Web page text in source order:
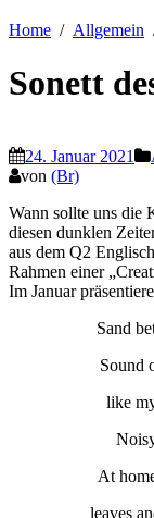
Home Allgemein
Sonett
24. Januar 2021
von (Br)
Wann sollte uns die
diesen dunklen
aus dem Q2
Rahmen einer
Im Januar
Sand
Sound
like
At
leaves